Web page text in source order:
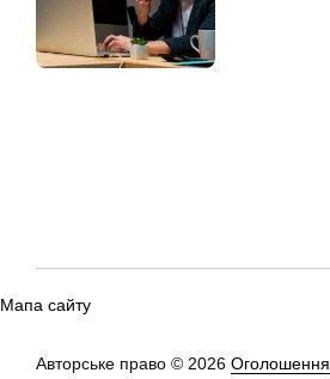
Мапа сайту
Авторське право © 2026 Оголошення